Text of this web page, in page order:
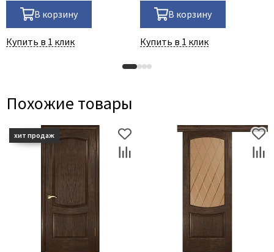
В корзину
Купить в 1 клик
В корзину
Купить в 1 клик
Похожие товары